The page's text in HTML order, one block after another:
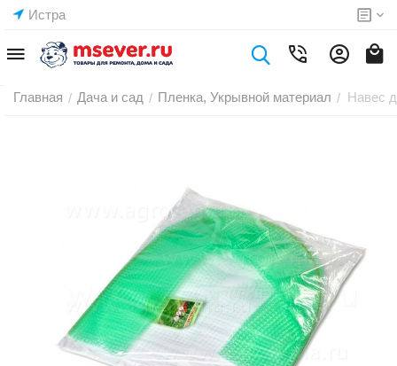
Истра
Главная / Дача и сад / Пленка, Укрывной материал / Навес